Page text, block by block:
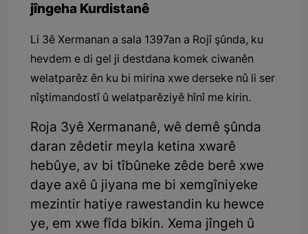
jîngeha Kurdistanê
Li 3ê Xermanan a sala 1397an a Rojî şûnda, ku
hevdem e di gel ji destdana komek ciwanên
welatparêz ên ku bi mirina xwe derseke nû li ser
nîştimandostî û welatparêziyê hînî me kirin.
Roja 3yê Xermananê, wê demê şûnda
daran zêdetir meyla ketina xwarê
hebûye, av bi tîbûneke zêde berê xwe
daye axê û jiyana me bi xemgîniyeke
mezintir hatiye rawestandin ku hewce
ye, em xwe fîda bikin. Xema jîngeh û